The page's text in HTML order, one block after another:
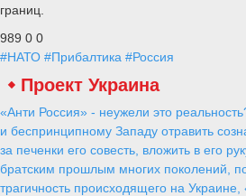
границ.
989 0 0
#НАТО #Прибалтика #Россия
Проект Украина
«Анти Россия» - неужели это
и беспринципному Западу отравить
за печенки его совесть, вложить в его
братским прошлым многих поколений,
трагичность происходящего на